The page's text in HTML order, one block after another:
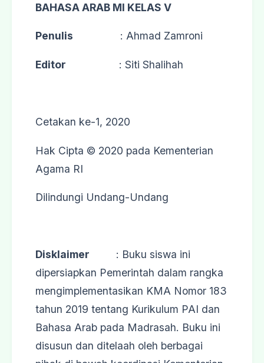
BAHASA ARAB MI KELAS V
Penulis : Ahmad Zamroni
Editor : Siti Shalihah
Cetakan ke-1, 2020
Hak Cipta © 2020 pada Kementerian
Agama RI
Dilindungi Undang-Undang
Disklaimer : Buku siswa ini
dipersiapkan Pemerintah dalam rangka
mengimplementasikan KMA Nomor 183
tahun 2019 tentang Kurikulum PAI dan
Bahasa Arab pada Madrasah. Buku ini
disusun dan ditelaah oleh berbagai